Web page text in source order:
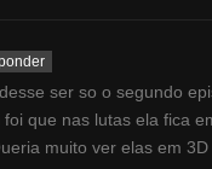
ser so o segundo
que nas lutas ela fica
muito ver elas em